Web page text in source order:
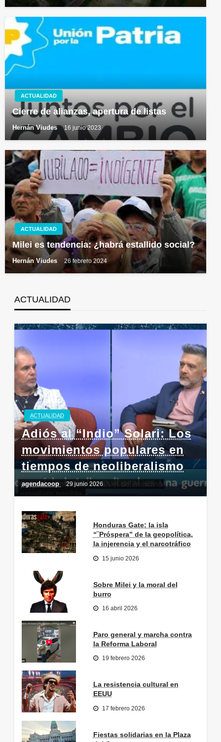
ACTUALIDAD
Cierre de alianzas, apertura de listas
Hernán Viudes 16 junio 2023
ACTUALIDAD
Milei es tendencia: ¿habrá estallido social?
Hernán Viudes 26 febrero 2024
ACTUALIDAD
ACTUALIDAD
Adiós al “Indio” Solari: Los
movimientos populares en
tiempos de neoliberalismo
agendacoop 29 junio 2026
Honduras Gate: la isla
“¨Próspera” de la geopolítica,
la injerencia y el narcotráfico
15 junio 2026
Sobre Milei y la moral del
burro
16 abril 2026
Paro general y marcha contra
la Reforma Laboral
19 febrero 2026
La resistencia cultural en
EEUU
17 febrero 2026
Fiestas solidarias en la Plaza